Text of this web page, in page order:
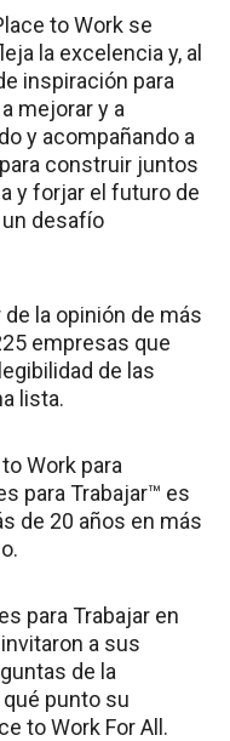
to Work se
la excelencia y, al
inspiración para
mejorar y a
y acompañando a
construir juntos
y forjar el futuro de
desafío
la opinión de más
empresas que
de las
lista.
Work para
para Trabajar™ es
de 20 años en más
para Trabajar en
a sus
de la
punto su
to Work For All.